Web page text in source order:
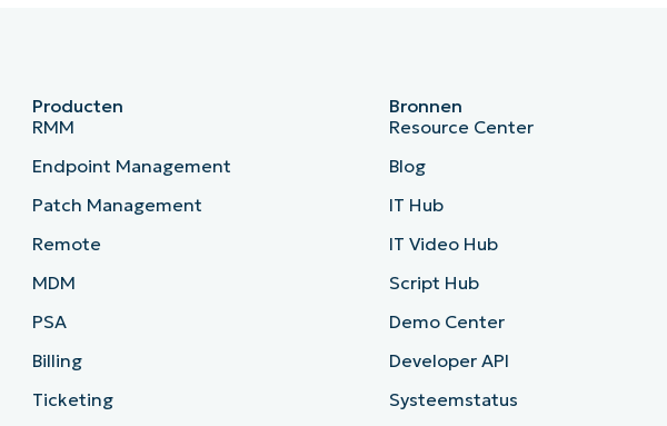
Producten
RMM
Endpoint Management
Patch Management
Remote
MDM
PSA
Billing
Ticketing
Bronnen
Resource Center
Blog
IT Hub
IT Video Hub
Script Hub
Demo Center
Developer API
Systeemstatus